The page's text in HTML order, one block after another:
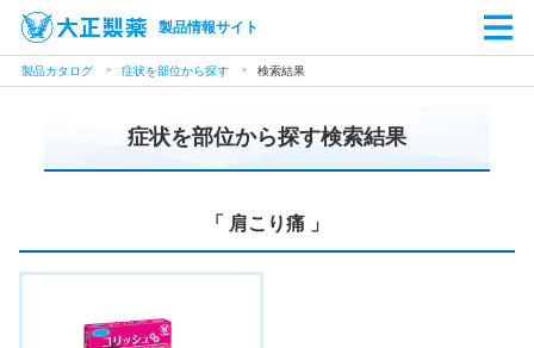
製品情報サイト
製品カタログ 症状を部位から探す 検索結果
症状を部位から探す検索結果
「 肩こり痛 」